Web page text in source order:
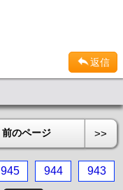
返信
前のページ >>
945 944 943